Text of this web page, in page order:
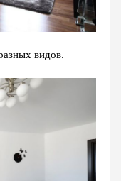
видов.